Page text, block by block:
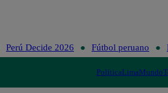
Perú Decide 2026 Fútbol peruano
PolíticaLimaMundo